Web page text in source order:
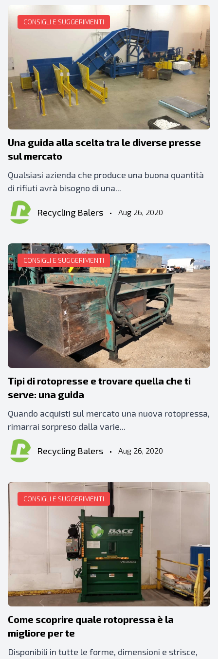
CONSIGLI E SUGGERIMENTI
Una guida alla scelta tra le diverse presse
sul mercato
Qualsiasi azienda che produce una buona quantità
di rifiuti avrà bisogno di una...
Recycling Balers • Aug 26, 2020
CONSIGLI E SUGGERIMENTI
Tipi di rotopresse e trovare quella che ti
serve: una guida
Quando acquisti sul mercato una nuova rotopressa,
rimarrai sorpreso dalla varie...
Recycling Balers • Aug 26, 2020
CONSIGLI E SUGGERIMENTI
Come scoprire quale rotopressa è la
migliore per te
Disponibili in tutte le forme, dimensioni e strisce,